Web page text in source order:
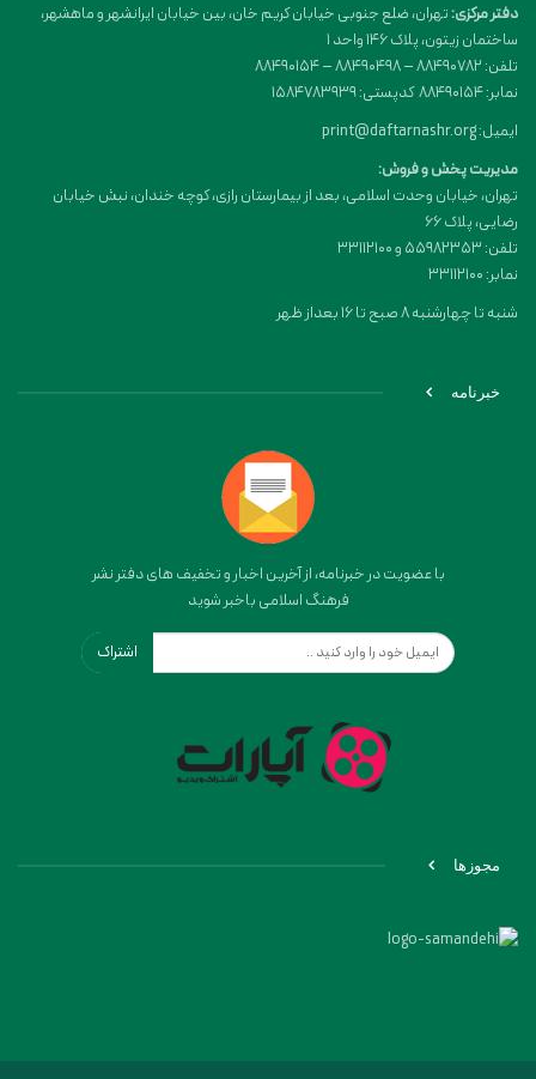
دفتر مرکزی:تهران، ضلع جنوبی خیابان کریم خان، بین خیابان ایرانشهر و ماهشهر،
ساختمان زیتون، پلاک 146 واحد 1
تلفن: 88490782 – 88490498 – 88490154
نمابر: 88490154 کدپستی: 1584783939
ایمیل: print@daftarnashr.org
مدیریت پخش و فروش:
تهران، خیابان وحدت اسلامی، بعد از بیمارستان رازی، کوچه خندان، نبش خیابان
رضایی، پلاک ۶۶
تلفن: 55982353 و 33112100
نمابر: 33112100
شنبه تا چهارشنبه 8 صبح تا 16 بعداز ظهر
خبرنامه
با عضویت در خبرنامه، از آخرین اخبار و تخفیف های دفتر نشر
فرهنگ اسلامی باخبر شوید
اشتراک
مجوزها